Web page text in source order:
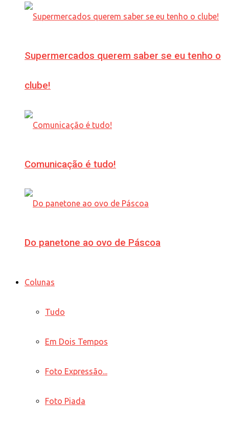
Supermercados querem saber se eu tenho o
clube!
Comunicação é tudo!
Do panetone ao ovo de Páscoa
Colunas
Tudo
Em Dois Tempos
Foto Expressão...
Foto Piada